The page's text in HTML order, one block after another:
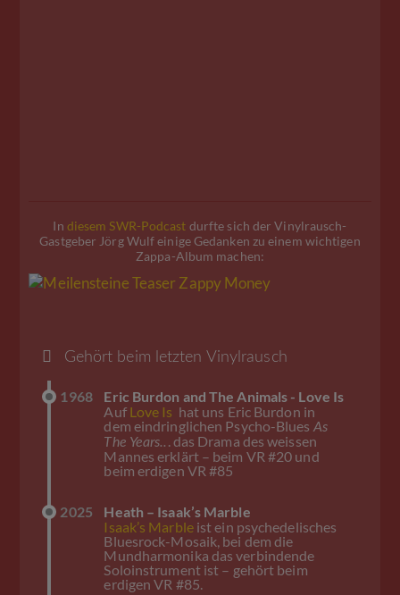
In diesem SWR-Podcast durfte sich der Vinylrausch-
Gastgeber Jörg Wulf einige Gedanken zu einem wichtigen
Zappa-Album machen:
Gehört beim letzten Vinylrausch
1968
Eric Burdon and The Animals - Love Is
Auf Love Is hat uns Eric Burdon in
dem eindringlichen Psycho-Blues As
The Years.. . das Drama des weissen
Mannes erklärt – beim VR #20 und
beim erdigen VR #85
2025
Heath – Isaak’s Marble
Isaak’s Marbleist ein psychedelisches
Bluesrock-Mosaik, bei dem die
Mundharmonika das verbindende
Soloinstrument ist – gehört beim
erdigen VR #85.